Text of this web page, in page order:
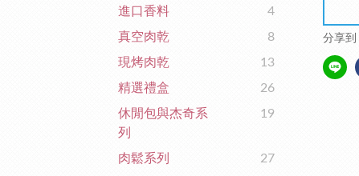
進口香料
4
真空肉乾
8
現烤肉乾
13
精選禮盒
26
休閒包與杰奇系
列
19
肉鬆系列
27
分享到